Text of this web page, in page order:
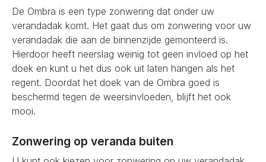
De Ombra is een type zonwering dat onder uw
verandadak komt. Het gaat dus om zonwering voor uw
verandadak die aan de binnenzijde gemonteerd is.
Hierdoor heeft neerslag weinig tot geen invloed op het
doek en kunt u het dus ook uit laten hangen als het
regent. Doordat het doek van de Ombra goed is
beschermd tegen de weersinvloeden, blijft het ook
mooi.
Zonwering op veranda buiten